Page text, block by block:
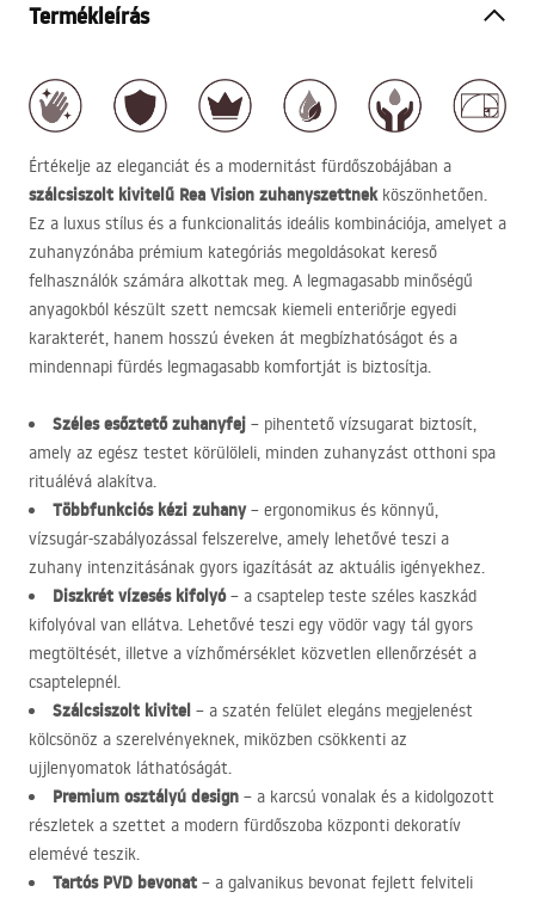
Termékleírás
Értékelje az eleganciát és a modernitást fürdőszobájában a
szálcsiszolt kivitelű Rea Vision zuhanyszettnekköszönhetően.
Ez a luxus stílus és a funkcionalitás ideális kombinációja, amelyet a
zuhanyzónába prémium kategóriás megoldásokat kereső
felhasználók számára alkottak meg. A legmagasabb minőségű
anyagokból készült szett nemcsak kiemeli enteriőrje egyedi
karakterét, hanem hosszú éveken át megbízhatóságot és a
mindennapi fürdés legmagasabb komfortját is biztosítja.
Széles esőztető zuhanyfej – pihentető vízsugarat biztosít,
amely az egész testet körülöleli, minden zuhanyzást otthoni spa
rituálévá alakítva.
Többfunkciós kézi zuhany– ergonomikus és könnyű,
vízsugár-szabályozással felszerelve, amely lehetővé teszi a
zuhany intenzitásának gyors igazítását az aktuális igényekhez.
Diszkrét vízesés kifolyó– a csaptelep teste széles kaszkád
kifolyóval van ellátva. Lehetővé teszi egy vödör vagy tál gyors
megtöltését, illetve a vízhőmérséklet közvetlen ellenőrzését a
csaptelepnél.
Szálcsiszolt kivitel – a szatén felület elegáns megjelenést
kölcsönöz a szerelvényeknek, miközben csökkenti az
ujjlenyomatok láthatóságát.
Premium osztályú design – a karcsú vonalak és a kidolgozott
részletek a szettet a modern fürdőszoba központi dekoratív
elemévé teszik.
Tartós PVD bevonat – a galvanikus bevonat fejlett felviteli